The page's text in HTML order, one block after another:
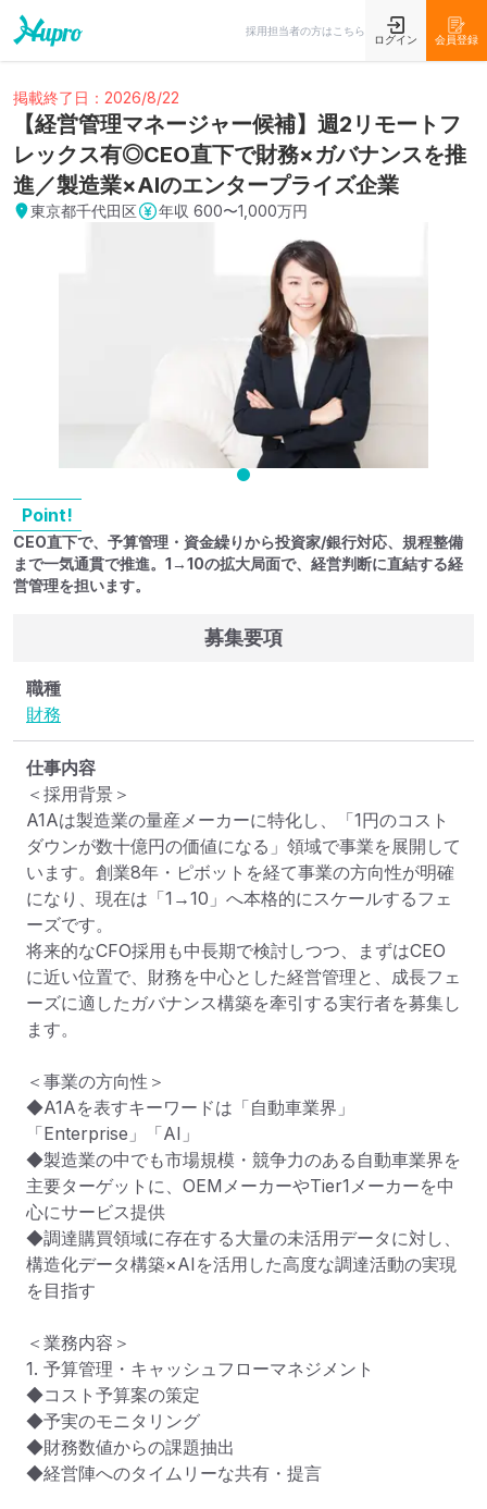
採用担当者の方はこちら
ログイン 会員登録
掲載終了日：2026/8/22
【経営管理マネージャー候補】週2リモートフ
レックス有◎CEO直下で財務×ガバナンスを推
進／製造業×AIのエンタープライズ企業
東京都千代田区 年収 600〜1,000万円
Point!
CEO直下で、予算管理・資金繰りから投資家/銀行対応、規程整備
まで一気通貫で推進。1→10の拡大局面で、経営判断に直結する経
営管理を担います。
募集要項
職種
財務
仕事内容
＜採用背景＞
A1Aは製造業の量産メーカーに特化し、「1円のコスト
ダウンが数十億円の価値になる」領域で事業を展開して
います。創業8年・ピボットを経て事業の方向性が明確
になり、現在は「1→10」へ本格的にスケールするフェ
ーズです。
将来的なCFO採用も中長期で検討しつつ、まずはCEO
に近い位置で、財務を中心とした経営管理と、成長フェ
ーズに適したガバナンス構築を牽引する実行者を募集し
ます。
＜事業の方向性＞
◆A1Aを表すキーワードは「自動車業界」
「Enterprise」「AI」
◆製造業の中でも市場規模・競争力のある自動車業界を
主要ターゲットに、OEMメーカーやTier1メーカーを中
心にサービス提供
◆調達購買領域に存在する大量の未活用データに対し、
構造化データ構築×AIを活用した高度な調達活動の実現
を目指す
＜業務内容＞
1. 予算管理・キャッシュフローマネジメント
◆コスト予算案の策定
◆予実のモニタリング
◆財務数値からの課題抽出
◆経営陣へのタイムリーな共有・提言